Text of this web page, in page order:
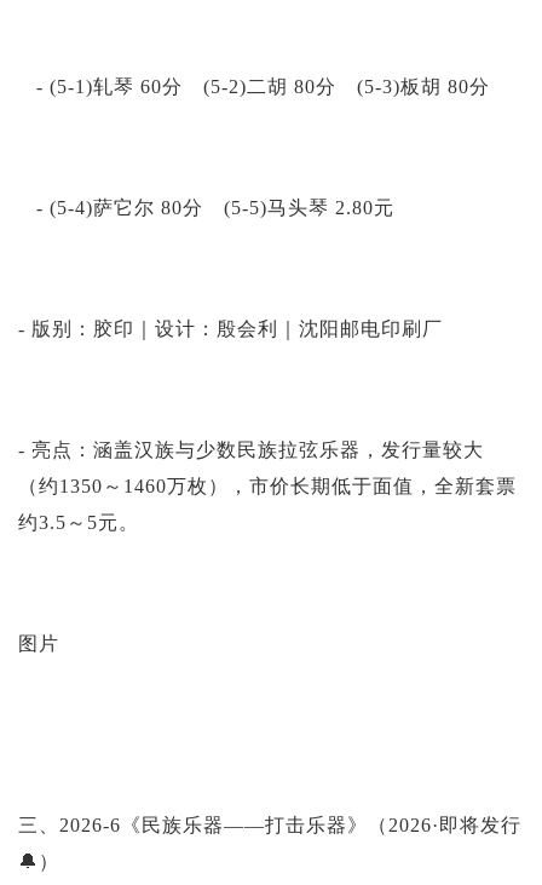
- (5-1)轧琴 60分 (5-2)二胡 80分 (5-3)板胡 80分
- (5-4)萨它尔 80分 (5-5)马头琴 2.80元
- 版别：胶印｜设计：殷会利｜沈阳邮电印刷厂
- 亮点：涵盖汉族与少数民族拉弦乐器，发行量较大
（约1350～1460万枚），市价长期低于面值，全新套票
约3.5～5元。
图片
三、2026-6《民族乐器——打击乐器》（2026·即将发行
🔔）